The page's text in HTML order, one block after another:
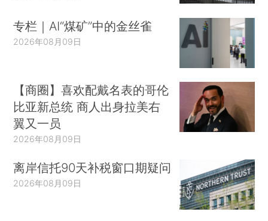
专栏｜AI“煤矿”中的金丝雀
2026年08月09日
【商圈】喜欢配戴名表的哥伦
比亚新总统 商人出身拉美右
翼又一员
2026年08月09日
离岸信托90天补税窗口期疑问
2026年08月09日